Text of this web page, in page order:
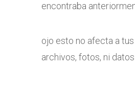
encontraba
ojo esto no afecta a
archivos, fotos, ni